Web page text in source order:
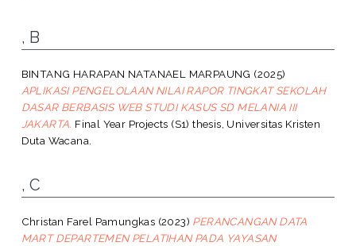
, B
BINTANG HARAPAN NATANAEL MARPAUNG (2025)
APLIKASI PENGELOLAAN NILAI RAPOR TINGKAT SEKOLAH
DASAR BERBASIS WEB STUDI KASUS SD MELANIA III
JAKARTA. Final Year Projects (S1) thesis, Universitas Kristen
Duta Wacana.
, C
Christan Farel Pamungkas (2023) PERANCANGAN DATA
MART DEPARTEMEN PELATIHAN PADA YAYASAN